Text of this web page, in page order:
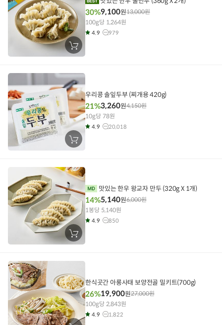
장
바
에
담
기
30%9,100원13,000원
100g당 1,264원
4.9 979
장
바
에
담
기
우리콩 솔잎두부 (찌개용 420g)
21%3,260원4,150원
10g당 78원
4.9 20,018
장
바
에
기
맛있는 한우 왕교자 만두 (320g X 1개)
14%5,140원6,000원
1봉당 5,140원
4.9 850
한식곳간 아롱사태 보양전골 밀키트(700g)
26%19,900원27,000원
100g당 2,843원
4.9 1,822